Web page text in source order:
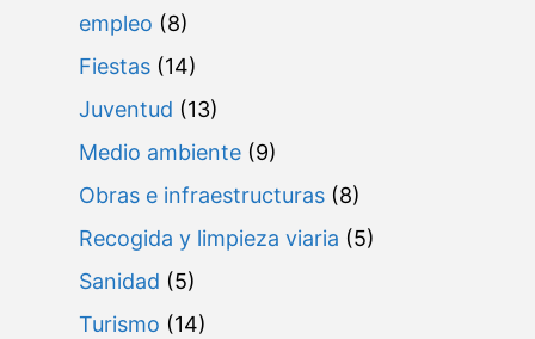
empleo (8)
Fiestas (14)
Juventud (13)
Medio ambiente (9)
Obras e infraestructuras (8)
Recogida y limpieza viaria (5)
Sanidad (5)
Turismo (14)